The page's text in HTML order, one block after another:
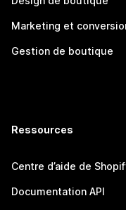
Marketing et
Gestion de boutique
Ressources
Centre d’aide de
Documentation API